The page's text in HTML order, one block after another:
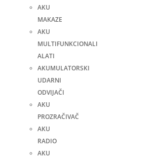
AKU
MAKAZE
AKU
MULTIFUNKCIONALI
ALATI
AKUMULATORSKI
UDARNI
ODVIJAČI
AKU
PROZRAČIVAČ
AKU
RADIO
AKU